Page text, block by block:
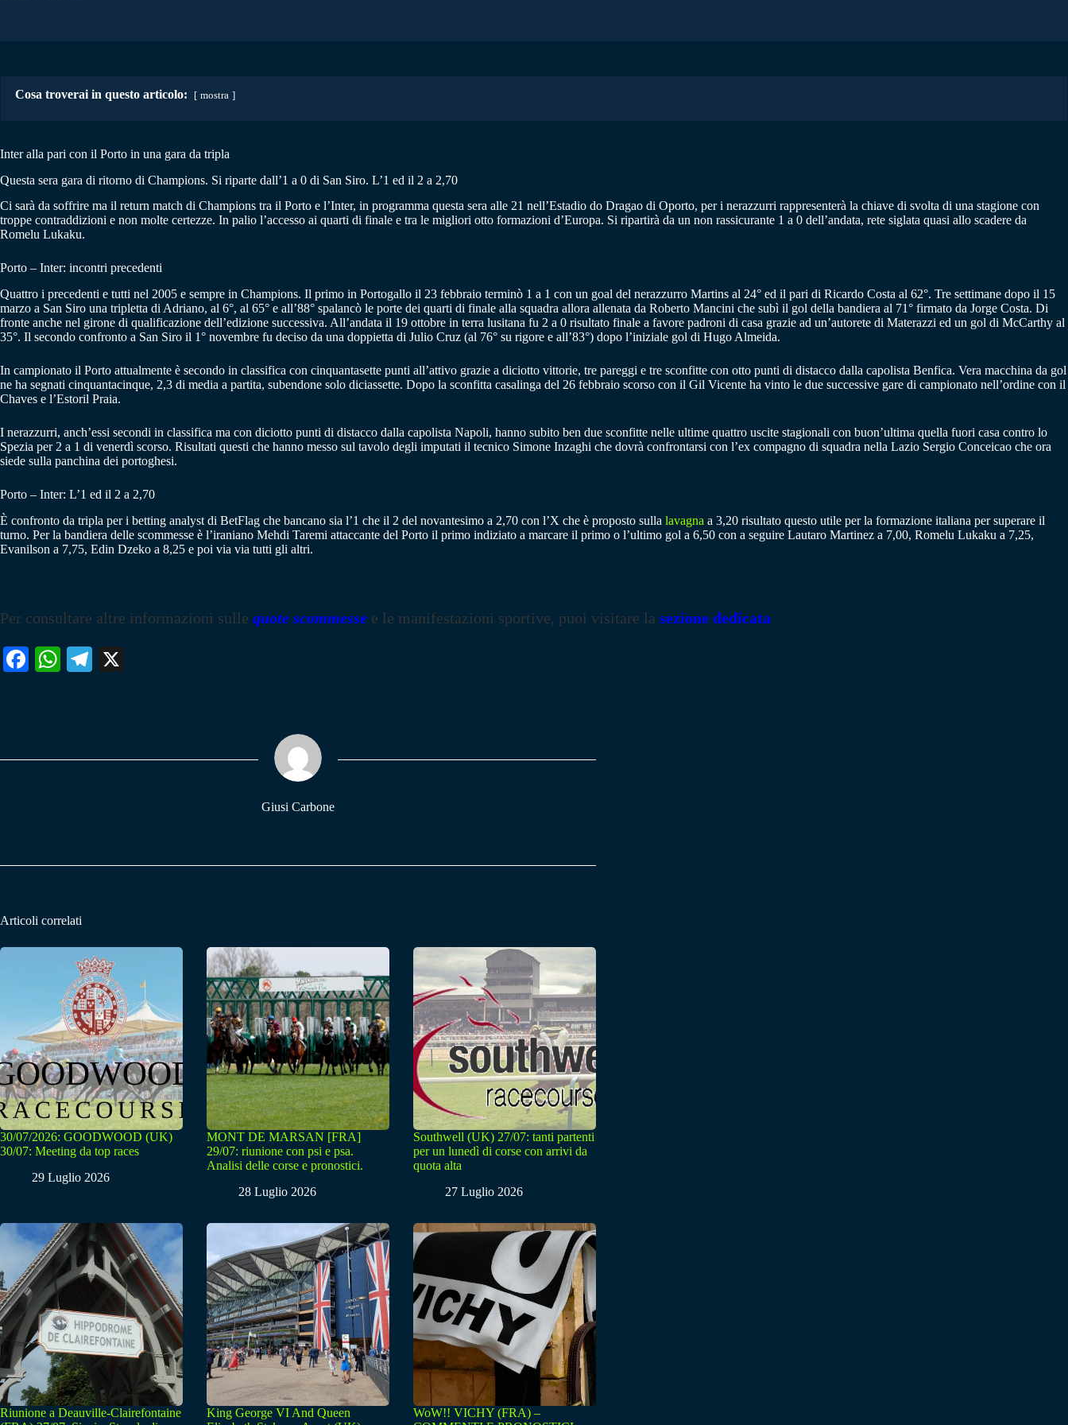
Cosa troverai in questo articolo: mostra
Inter alla pari con il Porto in una gara da tripla
Questa sera gara di ritorno di Champions. Si riparte dall’1 a 0 di San Siro. L’1 ed il 2 a 2,70
Ci sarà da soffrire ma il return match di Champions tra il Porto e l’Inter, in programma questa sera alle 21 nell’Estadio do Dragao di Oporto, per i nerazzurri rappresenterà la chiave di svolta di una stagione con
troppe contraddizioni e non molte certezze. In palio l’accesso ai quarti di finale e tra le migliori otto formazioni d’Europa. Si ripartirà da un non rassicurante 1 a 0 dell’andata, rete siglata quasi allo scadere da
Romelu Lukaku.
Porto – Inter: incontri precedenti
Quattro i precedenti e tutti nel 2005 e sempre in Champions. Il primo in Portogallo il 23 febbraio terminò 1 a 1 con un goal del nerazzurro Martins al 24° ed il pari di Ricardo Costa al 62°. Tre settimane dopo il 15
marzo a San Siro una tripletta di Adriano, al 6°, al 65° e all’88° spalancò le porte dei quarti di finale alla squadra allora allenata da Roberto Mancini che subì il gol della bandiera al 71° firmato da Jorge Costa. Di
fronte anche nel girone di qualificazione dell’edizione successiva. All’andata il 19 ottobre in terra lusitana fu 2 a 0 risultato finale a favore padroni di casa grazie ad un’autorete di Materazzi ed un gol di McCarthy al
35°. Il secondo confronto a San Siro il 1° novembre fu deciso da una doppietta di Julio Cruz (al 76° su rigore e all’83°) dopo l’iniziale gol di Hugo Almeida.
In campionato il Porto attualmente è secondo in classifica con cinquantasette punti all’attivo grazie a diciotto vittorie, tre pareggi e tre sconfitte con otto punti di distacco dalla capolista Benfica. Vera macchina da gol
ne ha segnati cinquantacinque, 2,3 di media a partita, subendone solo diciassette. Dopo la sconfitta casalinga del 26 febbraio scorso con il Gil Vicente ha vinto le due successive gare di campionato nell’ordine con il
Chaves e l’Estoril Praia.
I nerazzurri, anch’essi secondi in classifica ma con diciotto punti di distacco dalla capolista Napoli, hanno subito ben due sconfitte nelle ultime quattro uscite stagionali con buon’ultima quella fuori casa contro lo
Spezia per 2 a 1 di venerdì scorso. Risultati questi che hanno messo sul tavolo degli imputati il tecnico Simone Inzaghi che dovrà confrontarsi con l’ex compagno di squadra nella Lazio Sergio Conceicao che ora
siede sulla panchina dei portoghesi.
Porto – Inter: L’1 ed il 2 a 2,70
È confronto da tripla per i betting analyst di BetFlag che bancano sia l’1 che il 2 del novantesimo a 2,70 con l’X che è proposto sulla lavagna a 3,20 risultato questo utile per la formazione italiana per superare il
turno. Per la bandiera delle scommesse è l’iraniano Mehdi Taremi attaccante del Porto il primo indiziato a marcare il primo o l’ultimo gol a 6,50 con a seguire Lautaro Martinez a 7,00, Romelu Lukaku a 7,25,
Evanilson a 7,75, Edin Dzeko a 8,25 e poi via via tutti gli altri.
Per consultare altre informazioni sulle quote scommesse e le manifestazioni sportive, puoi visitare la sezione dedicata
Fa W
pp
Te
m
Giusi Carbone
Articoli correlati
30/07/2026: GOODWOOD (UK)
30/07: Meeting da top races
29 Luglio 2026
MONT DE MARSAN [FRA]
29/07: riunione con psi e psa.
Analisi delle corse e pronostici.
28 Luglio 2026
Southwell (UK) 27/07: tanti partenti
per un lunedì di corse con arrivi da
quota alta
27 Luglio 2026
Riunione a Deauville-Clairefontaine
King George VI And Queen
WoW!! VICHY (FRA) –